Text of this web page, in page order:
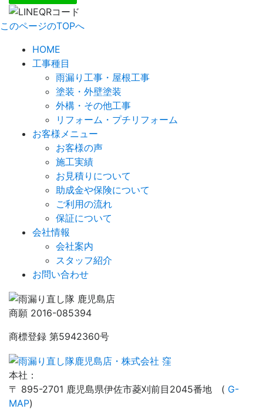
このページのTOPへ
HOME
工事種目
雨漏り工事・屋根工事
塗装・外壁塗装
外構・その他工事
リフォーム・プチリフォーム
お客様メニュー
お客様の声
施工実績
お見積りについて
助成金や保険について
ご利用の流れ
保証について
会社情報
会社案内
スタッフ紹介
お問い合わせ
商願 2016-085394
商標登録 第5942360号
本社：
〒 895-2701 鹿児島県伊佐市菱刈前目2045番地 ( G-
MAP)